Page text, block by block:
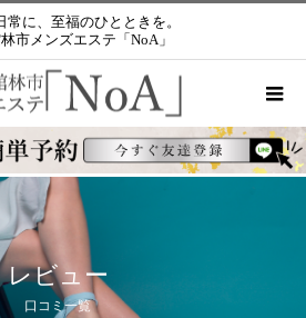
常に、至福のひとときを。
市メンズエステ「NoA」
レビュー
口コミ一覧